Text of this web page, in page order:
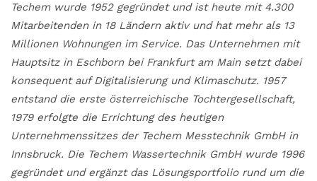
Techem wurde 1952 gegründet und ist heute mit 4.300
Mitarbeitenden in 18 Ländern aktiv und hat mehr als 13
Millionen Wohnungen im Service. Das Unternehmen mit
Hauptsitz in Eschborn bei Frankfurt am Main setzt dabei
konsequent auf Digitalisierung und Klimaschutz. 1957
entstand die erste österreichische Tochtergesellschaft,
1979 erfolgte die Errichtung des heutigen
Unternehmenssitzes der Techem Messtechnik GmbH in
Innsbruck. Die Techem Wassertechnik GmbH wurde 1996
gegründet und ergänzt das Lösungsportfolio rund um die